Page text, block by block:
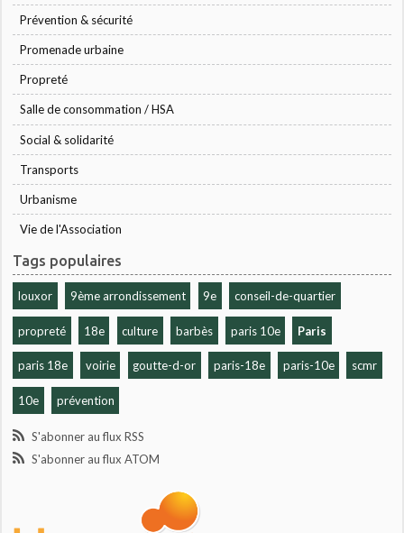
Prévention & sécurité
Promenade urbaine
Propreté
Salle de consommation / HSA
Social & solidarité
Transports
Urbanisme
Vie de l'Association
Tags populaires
louxor 9ème arrondissement 9e conseil-de-quartier
propreté 18e culture barbès paris 10e Paris
paris 18e voirie goutte-d-or paris-18e paris-10e scmr
10e prévention
S'abonner au flux RSS
S'abonner au flux ATOM